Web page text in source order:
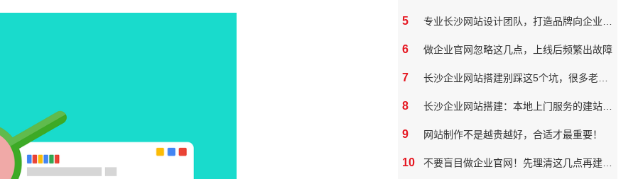
5
6 做企业官网忽略这几点，上线后频繁出故障
7
8
9 网站制作不是越贵越好，合适才最重要！
10